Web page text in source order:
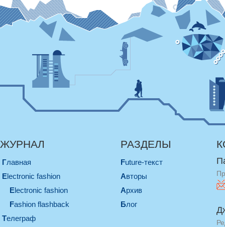
ЖУРНАЛ
Главная
electronic fashion
electronic fashion
Fashion flashback
телеграф
РАЗДЕЛЫ
Future-текст
Авторы
Архив
Блог